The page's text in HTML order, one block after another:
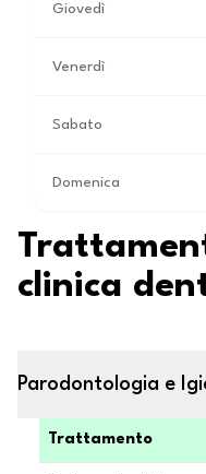
Giovedì
Venerdì
Sabato
Domenica
clinica
Parodontologia e
Trattamento